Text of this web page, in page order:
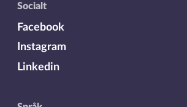
Socialt
Facebook
Instagram
Linkedin